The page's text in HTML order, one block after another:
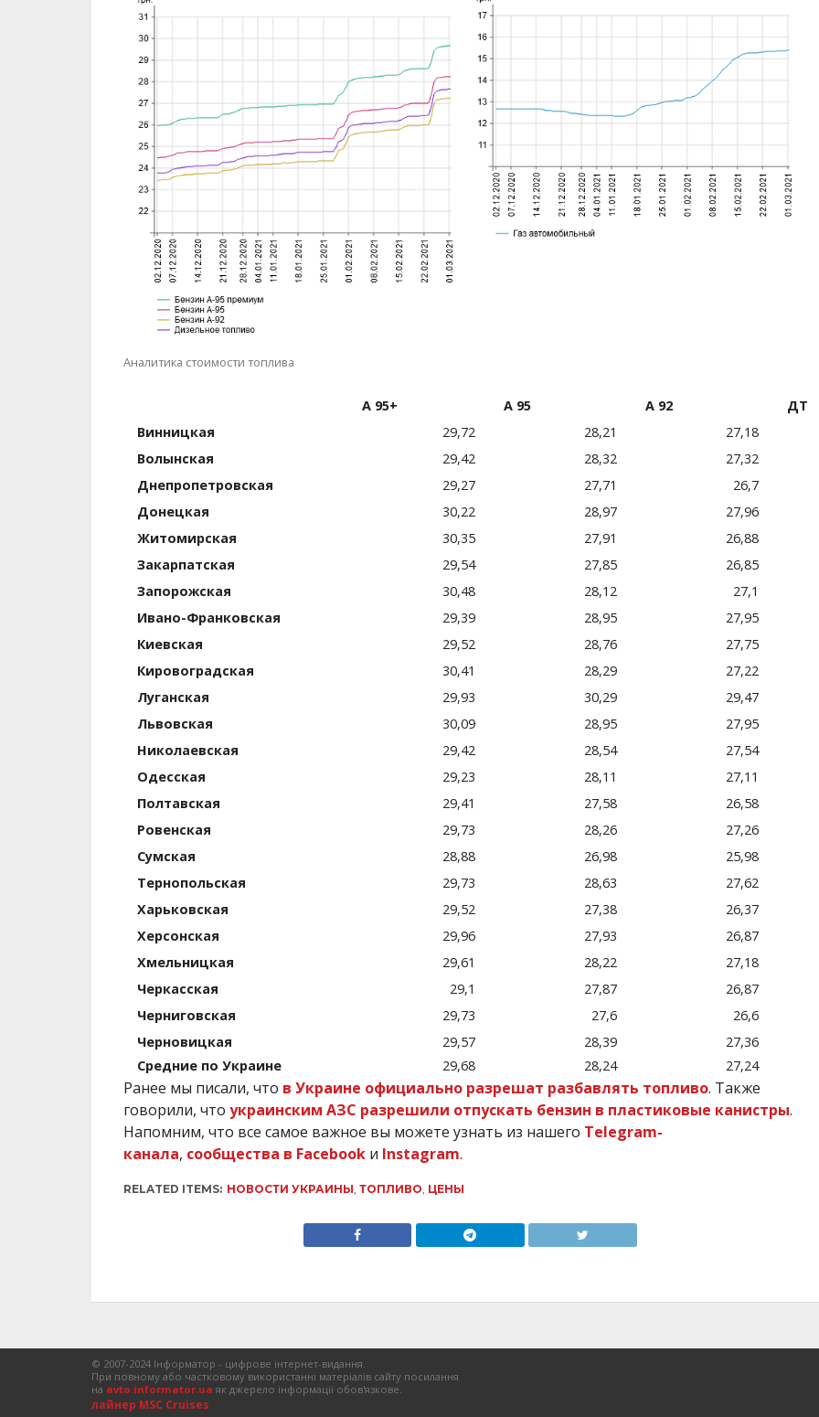
Аналитика стоимости топлива
А 95+ А 95 А 92 ДТ
Винницкая
29,72 28,21 27,18
Волынская
29,42 28,32 27,32
Днепро­петровская
29,27 27,71 26,7
Донецкая
30,22 28,97 27,96
Житомирская
30,35 27,91 26,88
Закарпатская
29,54 27,85 26,85
Запорожская
30,48 28,12 27,1
Ивано-Франковская
29,39 28,95 27,95
Киевская
29,52 28,76 27,75
Кирово­градская
30,41 28,29 27,22
Луганская
29,93 30,29 29,47
Львовская
30,09 28,95 27,95
Николаевская
29,42 28,54 27,54
Одесская
29,23 28,11 27,11
Полтавская
29,41 27,58 26,58
Ровенская
29,73 28,26 27,26
Сумская
28,88 26,98 25,98
Тернопольская
29,73 28,63 27,62
Харьковская
29,52 27,38 26,37
Херсонская
29,96 27,93 26,87
Хмельницкая
29,61 28,22 27,18
Черкасская
29,1 27,87 26,87
Черниговская
29,73 27,6 26,6
Черновицкая
29,57 28,39 27,36
Средние по Украине
29,68 28,24 27,24
Ранее мы писали, что в Украине официально разрешат разбавлять топливо. Также
говорили, что украинским АЗС разрешили отпускать бензин в пластиковые канистры.
Напомним, что все самое важное вы можете узнать из нашего Telegram-
канала, сообщества в Facebookи Instagram.
RELATED ITEMS: НОВОСТИ УКРАИНЫ, ТОПЛИВО, ЦЕНЫ
© 2007-2024 Інформатор - цифрове інтернет-видання.
При повному або частковому використанні матеріалів сайту посилання
на avto.informator.ua як джерело інформації обов'язкове.
лайнер MSC Cruises